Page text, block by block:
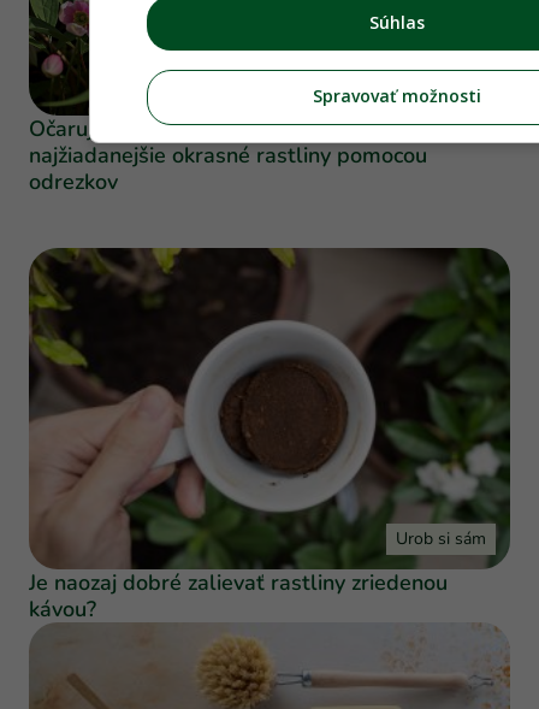
Okrasná záhrada
Očarujúce plamienky: Rozmnožte si
najžiadanejšie okrasné rastliny pomocou
odrezkov
Urob si sám
Je naozaj dobré zalievať rastliny zriedenou
kávou?
Súhlas
Spravovať možnosti